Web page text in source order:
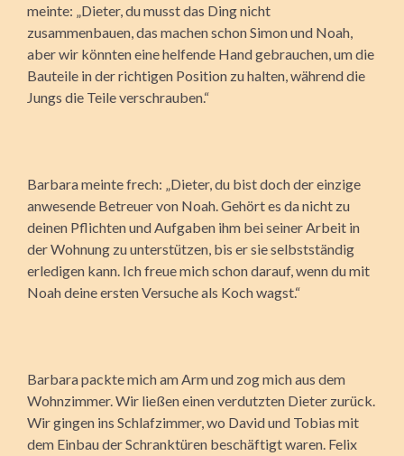
meinte: „Dieter, du musst das Ding nicht
zusammenbauen, das machen schon Simon und Noah,
aber wir könnten eine helfende Hand gebrauchen, um die
Bauteile in der richtigen Position zu halten, während die
Jungs die Teile verschrauben.“
Barbara meinte frech: „Dieter, du bist doch der einzige
anwesende Betreuer von Noah. Gehört es da nicht zu
deinen Pflichten und Aufgaben ihm bei seiner Arbeit in
der Wohnung zu unterstützen, bis er sie selbstständig
erledigen kann. Ich freue mich schon darauf, wenn du mit
Noah deine ersten Versuche als Koch wagst.“
Barbara packte mich am Arm und zog mich aus dem
Wohnzimmer. Wir ließen einen verdutzten Dieter zurück.
Wir gingen ins Schlafzimmer, wo David und Tobias mit
dem Einbau der Schranktüren beschäftigt waren. Felix